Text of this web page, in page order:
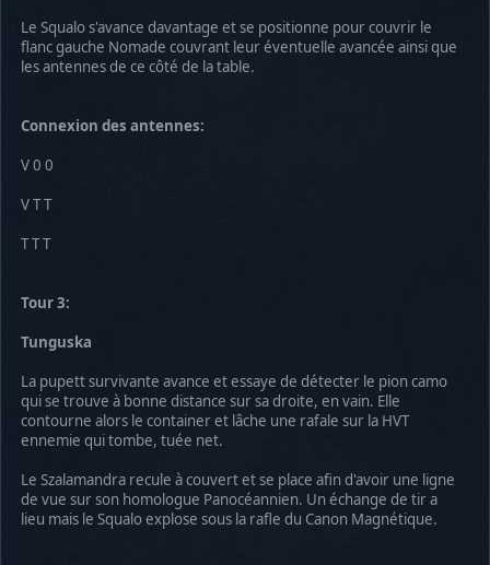
Le Squalo s'avance davantage et se positionne pour couvrir le
flanc gauche Nomade couvrant leur éventuelle avancée ainsi que
les antennes de ce côté de la table.
Connexion des antennes:
V 0 0
V T T
T T T
Tour 3:
Tunguska
La pupett survivante avance et essaye de détecter le pion camo
qui se trouve à bonne distance sur sa droite, en vain. Elle
contourne alors le container et lâche une rafale sur la HVT
ennemie qui tombe, tuée net.
Le Szalamandra recule à couvert et se place afin d'avoir une ligne
de vue sur son homologue Panocéannien. Un échange de tir a
lieu mais le Squalo explose sous la rafle du Canon Magnétique.